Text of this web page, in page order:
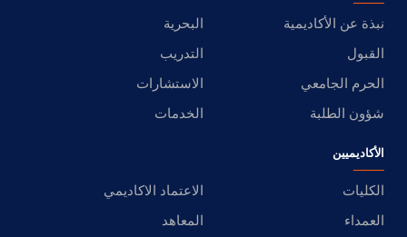
نبذة عن الأكاديمية
البحرية
القبول
التدريب
الحرم الجامعي
الاستشارات
شؤون الطلبة
الخدمات
الأكاديميين
الكليات
الاعتماد الاكاديمي
العمداء
المعاهد